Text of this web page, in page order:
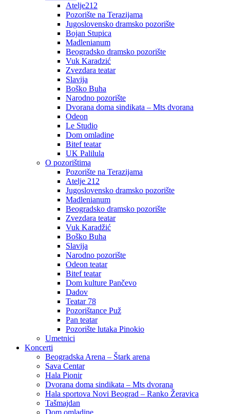
Atelje212
Pozorište na Terazijama
Jugoslovensko dramsko pozorište
Bojan Stupica
Madlenianum
Beogradsko dramsko pozorište
Vuk Karadzić
Zvezdara teatar
Slavija
Boško Buha
Narodno pozorište
Dvorana doma sindikata – Mts dvorana
Odeon
Le Studio
Dom omladine
Bitef teatar
UK Palilula
O pozorištima
Pozorište na Terazijama
Atelje 212
Jugoslovensko dramsko pozorište
Madlenianum
Beogradsko dramsko pozorište
Zvezdara teatar
Vuk Karadžić
Boško Buha
Slavija
Narodno pozorište
Odeon teatar
Bitef teatar
Dom kulture Pančevo
Dadov
Teatar 78
Pozorištance Puž
Pan teatar
Pozorište lutaka Pinokio
Umetnici
Koncerti
Beogradska Arena – Štark arena
Sava Centar
Hala Pionir
Dvorana doma sindikata – Mts dvorana
Hala sportova Novi Beograd – Ranko Žeravica
Tašmajdan
Dom omladine